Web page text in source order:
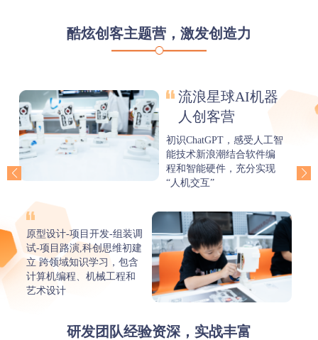
酷炫创客主题营，激发创造力
卡丁车智造营
硬核实料，1比1还原真实
车身机械设计+电子电路
+动力系统+汽车结构跨学
科知识大融合
动手制造+后期调试 挑战机
械工程师的成就体验
研发团队经验资深，实战丰富